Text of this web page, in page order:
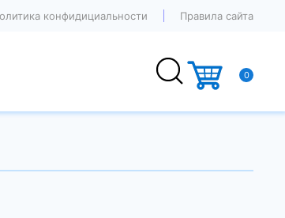
конфидициальности Правила сайта
0